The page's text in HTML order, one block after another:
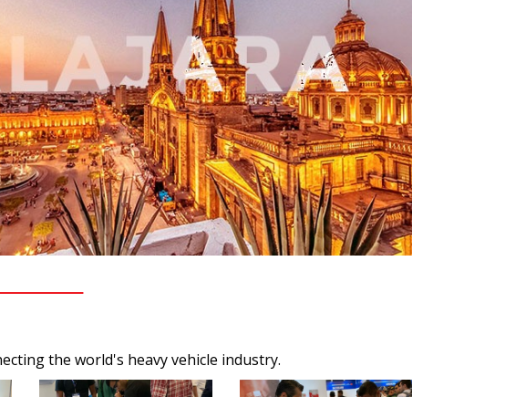
the world's heavy vehicle industry.